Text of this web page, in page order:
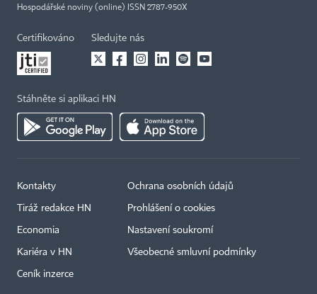
Hospodářské noviny (online) ISSN 2787-950X
Certifikováno Sledujte nás
Stáhněte si aplikaci HN
Kontakty
Tiráž redakce HN
Economia
Kariéra v HN
Ceník inzerce
Ochrana osobních údajů
Prohlášení o cookies
Nastavení soukromí
Všeobecné smluvní podmínky